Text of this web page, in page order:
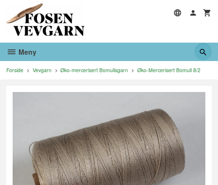
innholdet
Meny
Forside Vevgarn Øko-mercerisert Bomullsgarn Øko-Mercerisert Bomull 8/2